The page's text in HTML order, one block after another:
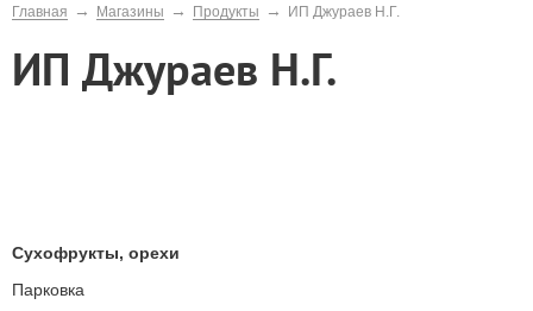
Главная → Магазины → Продукты → ИП Джураев Н.Г.
ИП Джураев Н.Г.
Сухофрукты, орехи
Парковка